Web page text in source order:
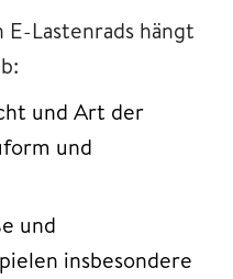
E-Lastenrads hängt
und Art der
und
und
insbesondere